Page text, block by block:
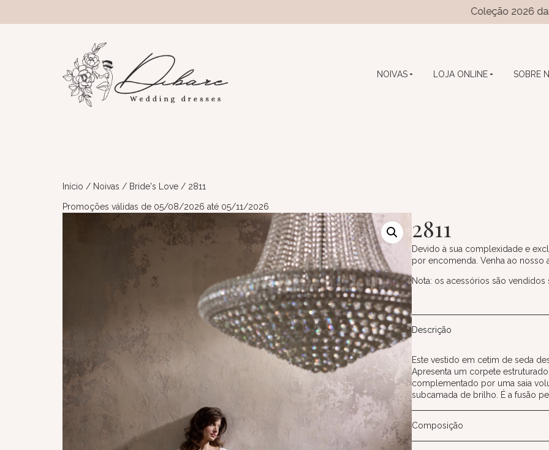
Coleção 2026 das
NOIVAS LOJA ONLINE SOBRE
Início / Noivas / Bride's Love / 2811
Promoções válidas de 05/08/2026 até 05/11/2026
2811
Devido à sua complexidade e
por encomenda. Venha ao nosso
Nota: os acessórios são vendidos
Descrição
Este vestido em cetim de seda
Apresenta um corpete
complementado por uma saia
subcamada de brilho. É a fusão
Composição